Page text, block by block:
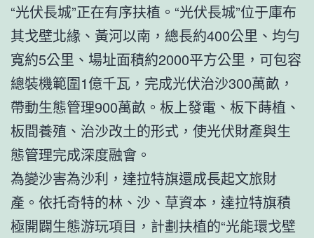
“光伏長城”正在有序扶植。“光伏長城”位于庫布
其戈壁北緣、黃河以南，總長約400公里、均勻
寬約5公里、場址面積約2000平方公里，可包容
總裝機範圍1億千瓦，完成光伏治沙300萬畝，
帶動生態管理900萬畝。板上發電、板下蒔植、
板間養殖、治沙改土的形式，使光伏財產與生
態管理完成深度融會。
為變沙害為沙利，達拉特旗還成長起文旅財
產。依托奇特的林、沙、草資本，達拉特旗積
極開闢生態游玩項目，計劃扶植的“光能環戈壁